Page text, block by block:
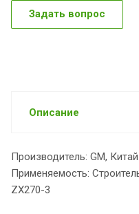
Задать вопрос
Описание
Производитель: GM, Китай
Применяемость:
ZX270-3